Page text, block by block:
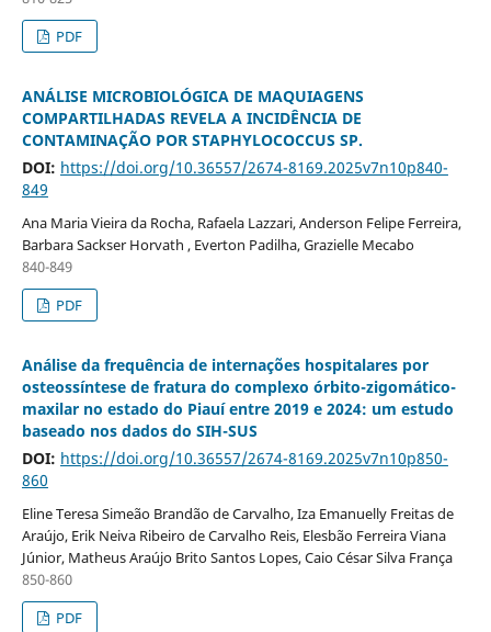
PDF
ANÁLISE MICROBIOLÓGICA DE MAQUIAGENS
COMPARTILHADAS REVELA A INCIDÊNCIA DE
CONTAMINAÇÃO POR STAPHYLOCOCCUS SP.
DOI: https://doi.org/10.36557/2674-8169.2025v7n10p840-
849
Ana Maria Vieira da Rocha, Rafaela Lazzari, Anderson Felipe Ferreira,
Barbara Sackser Horvath , Everton Padilha, Grazielle Mecabo
840-849
PDF
Análise da frequência de internações hospitalares por
osteossíntese de fratura do complexo órbito-zigomático-
maxilar no estado do Piauí entre 2019 e 2024: um estudo
baseado nos dados do SIH-SUS
DOI: https://doi.org/10.36557/2674-8169.2025v7n10p850-
860
Eline Teresa Simeão Brandão de Carvalho, Iza Emanuelly Freitas de
Araújo, Erik Neiva Ribeiro de Carvalho Reis, Elesbão Ferreira Viana
Júnior, Matheus Araújo Brito Santos Lopes, Caio César Silva França
850-860
PDF